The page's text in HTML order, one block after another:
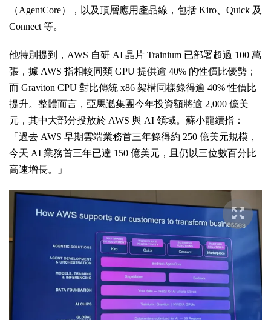
（AgentCore），以及頂層應用產品線，包括 Kiro、Quick 及
Connect 等。
他特別提到，AWS 自研 AI 晶片 Trainium 已部署超過 100 萬
張，據 AWS 指相較同類 GPU 提供逾 40% 的性價比優勢；
而 Graviton CPU 對比傳統 x86 架構同樣錄得逾 40% 性價比
提升。整體而言，亞馬遜集團今年投資額將逾 2,000 億美
元，其中大部分投放於 AWS 與 AI 領域。蘇小龍續指：
「過去 AWS 早期雲端業務首三年錄得約 250 億美元規模，
今天 AI 業務首三年已達 150 億美元，且仍以三位數百分比
高速增長。」